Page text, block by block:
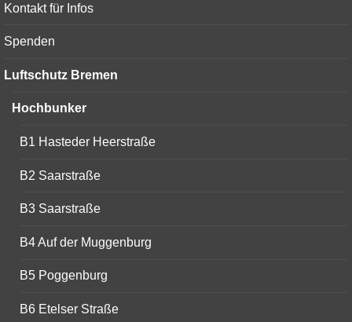
Kontakt für Infos
Spenden
Luftschutz Bremen
Hochbunker
B1 Hasteder Heerstraße
B2 Saarstraße
B3 Saarstraße
B4 Auf der Muggenburg
B5 Poggenburg
B6 Etelser Straße